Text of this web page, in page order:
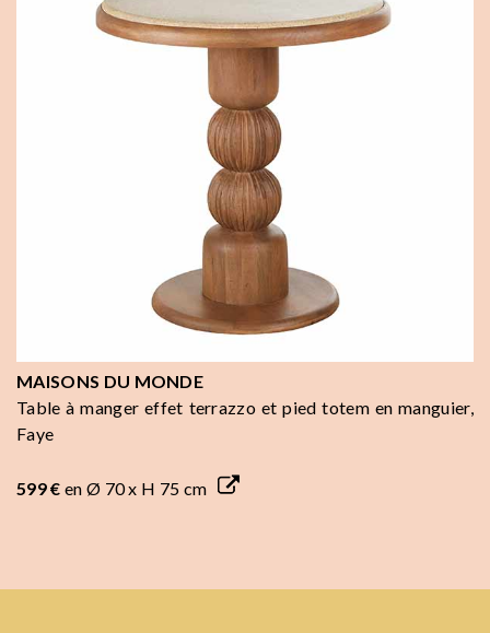
MAISONS DU MONDE
Table à manger effet terrazzo et pied totem en manguier,
Faye
599 € en Ø 70 x H 75 cm